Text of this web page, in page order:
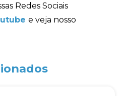
Redes Sociais
e veja nosso